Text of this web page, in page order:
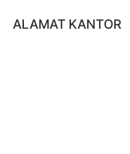
ALAMAT KANTOR